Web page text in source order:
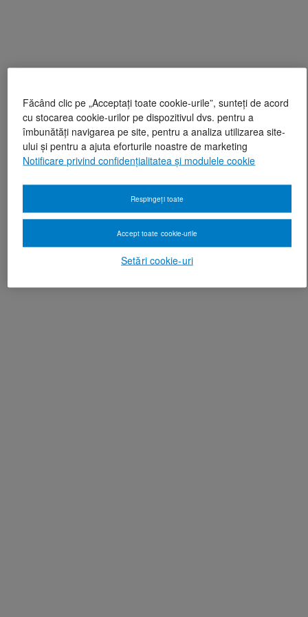
Făcând clic pe „Acceptați toate cookie-urile”, sunteți de acord
cu stocarea cookie-urilor pe dispozitivul dvs. pentru a
îmbunătăți navigarea pe site, pentru a analiza utilizarea site-
ului și pentru a ajuta eforturile noastre de marketing
Notificare privind confidențialitatea și modulele cookie
Setări cookie-uri
Respingeți toate
Accept toate cookie-urile